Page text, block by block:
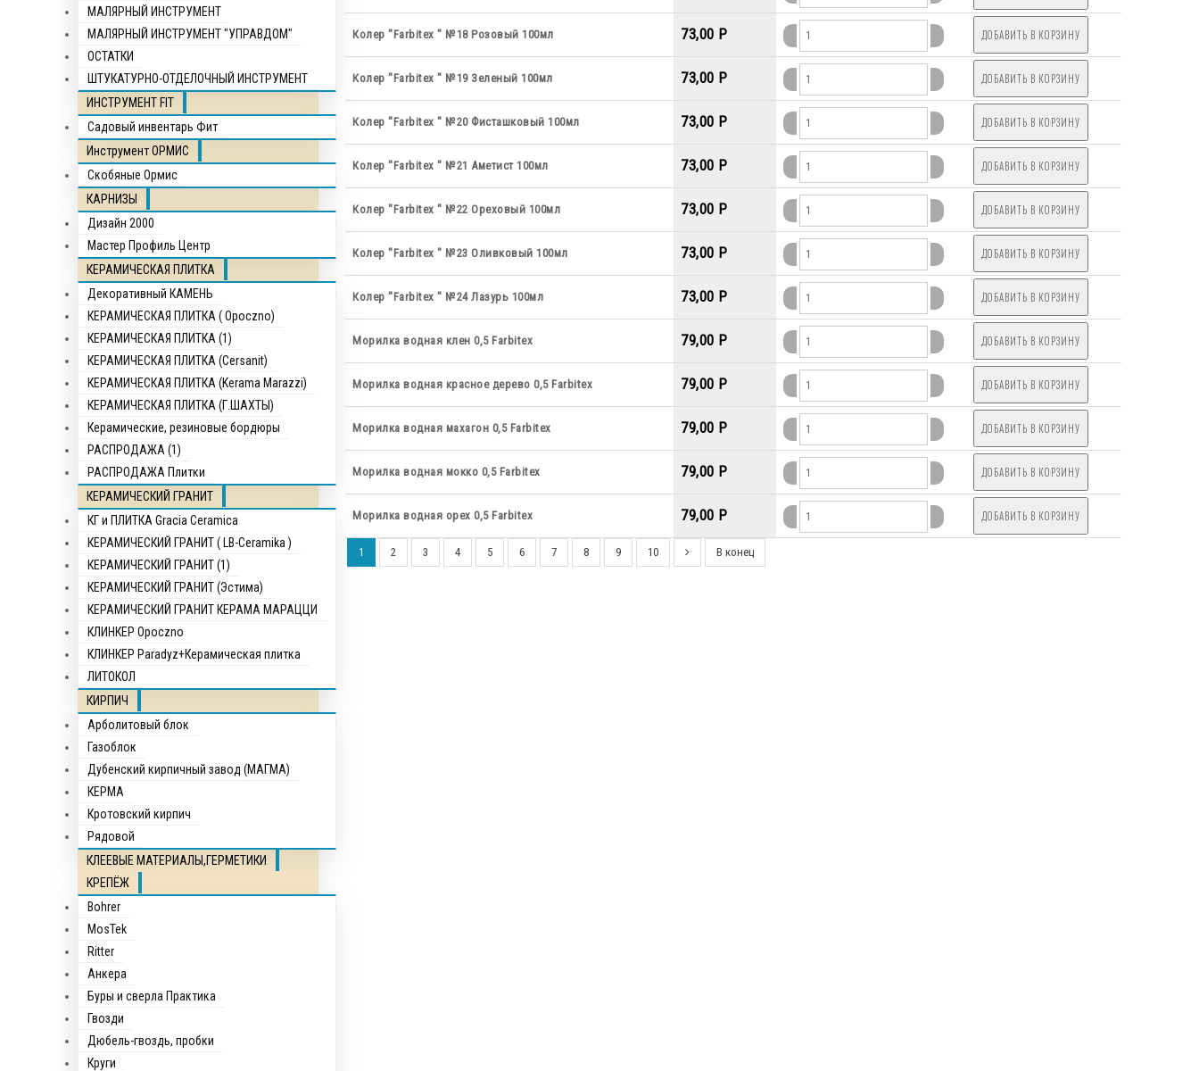
Колер "Farbitex " №18 Розовый 100мл 73,00 P
Колер "Farbitex " №19 Зеленый 100мл 73,00 P
Колер "Farbitex " №20 Фисташковый 100мл 73,00 P
Колер "Farbitex " №21 Аметист 100мл 73,00 P
Колер "Farbitex " №22 Ореховый 100мл 73,00 P
Колер "Farbitex " №23 Оливковый 100мл 73,00 P
Колер "Farbitex " №24 Лазурь 100мл 73,00 P
Морилка водная клен 0,5 Farbitex 79,00 P
Морилка водная красное дерево 0,5 Farbitex 79,00 P
Морилка водная махагон 0,5 Farbitex 79,00 P
Морилка водная мокко 0,5 Farbitex 79,00 P
Морилка водная орех 0,5 Farbitex 79,00 P
1 2 3 4 5 6 7 8 9 10 В конец
МАЛЯРНЫЙ ИНСТРУМЕНТ
МАЛЯРНЫЙ ИНСТРУМЕНТ "УПРАВДОМ"
ОСТАТКИ
ШТУКАТУРНО-ОТДЕЛОЧНЫЙ ИНСТРУМЕНТ
ИНСТРУМЕНТ FIT
Садовый инвентарь Фит
Инструмент ОРМИС
Скобяные Ормис
КАРНИЗЫ
Дизайн 2000
Мастер Профиль Центр
КЕРАМИЧЕСКАЯ ПЛИТКА
Декоративный КАМЕНЬ
КЕРАМИЧЕСКАЯ ПЛИТКА ( Opocznо)
КЕРАМИЧЕСКАЯ ПЛИТКА (1)
КЕРАМИЧЕСКАЯ ПЛИТКА (Cersanit)
КЕРАМИЧЕСКАЯ ПЛИТКА (Kerama Marazzi)
КЕРАМИЧЕСКАЯ ПЛИТКА (Г.ШАХТЫ)
Керамические, резиновые бордюры
РАСПРОДАЖА (1)
РАСПРОДАЖА Плитки
КЕРАМИЧЕСКИЙ ГРАНИТ
КГ и ПЛИТКА Gracia Ceramica
КЕРАМИЧЕСКИЙ ГРАНИТ ( LB-Ceramika )
КЕРАМИЧЕСКИЙ ГРАНИТ (1)
КЕРАМИЧЕСКИЙ ГРАНИТ (Эстима)
КЕРАМИЧЕСКИЙ ГРАНИТ КЕРАМА МАРАЦЦИ
КЛИНКЕР Opocznо
КЛИНКЕР Paradyz+Керамическая плитка
ЛИТОКОЛ
КИРПИЧ
Арболитовый блок
Газоблок
Дубенский кирпичный завод (МАГМА)
КЕРМА
Кротовский кирпич
Рядовой
КЛЕЕВЫЕ МАТЕРИАЛЫ,ГЕРМЕТИКИ
КРЕПЁЖ
Bohrer
MosTek
Ritter
Анкера
Буры и сверла Практика
Гвозди
Дюбель-гвоздь, пробки
Круги